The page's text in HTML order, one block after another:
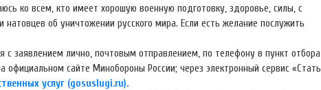
ко всем, кто имеет хорошую военную подготовку, здоровье, силы, с
об уничтожении русского мира. Если есть желание послужить
заявлением лично, почтовым отправлением, по телефону в пункт отбора
сайте Минобороны России; через электронный сервис «Стать
услуг (gosuslugi.ru).